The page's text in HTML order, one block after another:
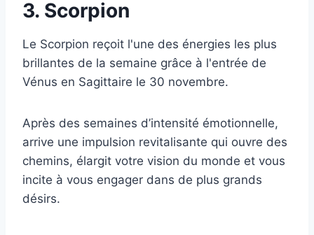
3. Scorpion
Le Scorpion reçoit l'une des énergies les plus
brillantes de la semaine grâce à l'entrée de
Vénus en Sagittaire le 30 novembre.
Après des semaines d’intensité émotionnelle,
arrive une impulsion revitalisante qui ouvre des
chemins, élargit votre vision du monde et vous
incite à vous engager dans de plus grands
désirs.